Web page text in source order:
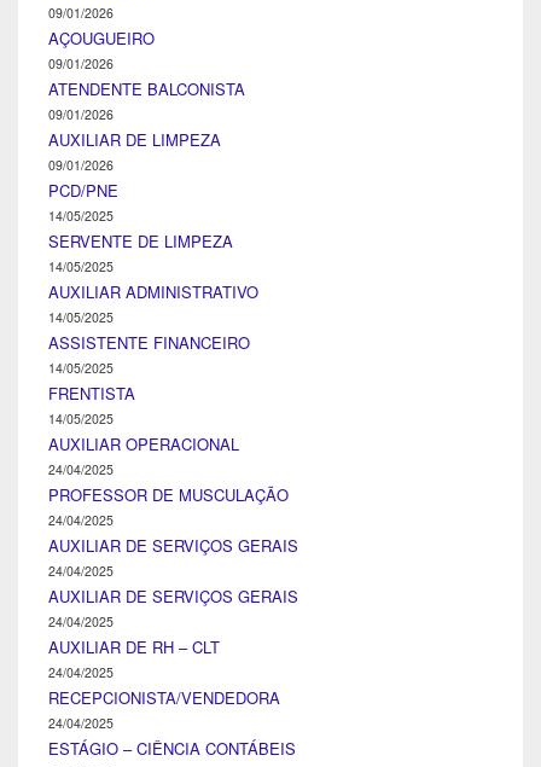
09/01/2026
AÇOUGUEIRO
09/01/2026
ATENDENTE BALCONISTA
09/01/2026
AUXILIAR DE LIMPEZA
09/01/2026
PCD/PNE
14/05/2025
SERVENTE DE LIMPEZA
14/05/2025
AUXILIAR ADMINISTRATIVO
14/05/2025
ASSISTENTE FINANCEIRO
14/05/2025
FRENTISTA
14/05/2025
AUXILIAR OPERACIONAL
24/04/2025
PROFESSOR DE MUSCULAÇÃO
24/04/2025
AUXILIAR DE SERVIÇOS GERAIS
24/04/2025
AUXILIAR DE SERVIÇOS GERAIS
24/04/2025
AUXILIAR DE RH – CLT
24/04/2025
RECEPCIONISTA/VENDEDORA
24/04/2025
ESTÁGIO – CIÊNCIA CONTÁBEIS